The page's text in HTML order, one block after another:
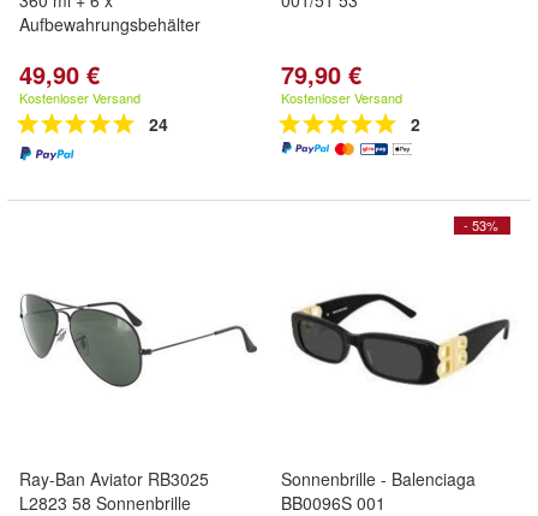
Aufbewahrungsbehälter
49,90 €
Kostenloser Versand
24
79,90 €
Kostenloser Versand
2
Ray-Ban Aviator RB3025
L2823 58 Sonnenbrille
- 53%
Sonnenbrille - Balenciaga
BB0096S 001